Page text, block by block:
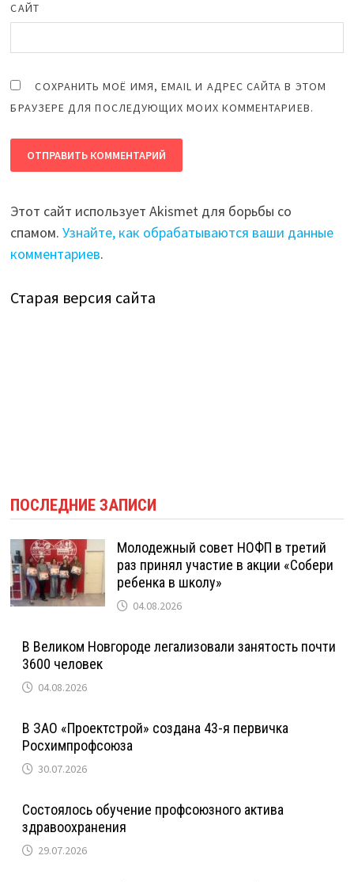
САЙТ
СОХРАНИТЬ МОЁ ИМЯ, EMAIL И АДРЕС САЙТА В ЭТОМ
БРАУЗЕРЕ ДЛЯ ПОСЛЕДУЮЩИХ МОИХ КОММЕНТАРИЕВ.
Этот сайт использует Akismet для борьбы со
спамом.Узнайте, как обрабатываются ваши данные
комментариев.
Старая версия сайта
ПОСЛЕДНИЕ ЗАПИСИ
Молодежный совет НОФП в третий
раз принял участие в акции «Собери
ребенка в школу»
04.08.2026
В Великом Новгороде легализовали занятость почти
3600 человек
04.08.2026
В ЗАО «Проектстрой» создана 43-я первичка
Росхимпрофсоюза
30.07.2026
Состоялось обучение профсоюзного актива
здравоохранения
29.07.2026